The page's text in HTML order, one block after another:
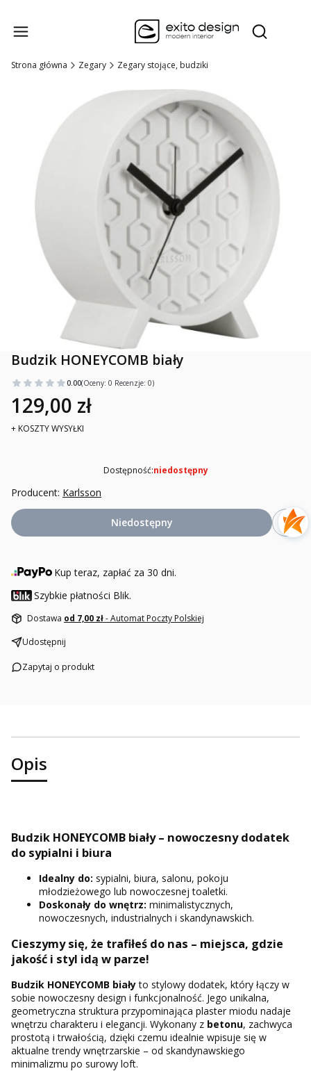
Otwórz
Strona główna Zegary Zegary stojące, budziki
Budzik HONEYCOMB biały
0.00(Oceny: 0 Recenzje: 0)
129,00 zł
+ KOSZTY WYSYŁKI
Dostępność:niedostępny
Producent: Karlsson
Niedostępny
Kup teraz, zapłać za 30 dni.
Szybkie płatności Blik.
Dostawa od 7,00 zł- Automat Poczty Polskiej
Udostępnij
Zapytaj o produkt
Opis
Budzik HONEYCOMB biały – nowoczesny dodatek
do sypialni i biura
Idealny do: sypialni, biura, salonu, pokoju
młodzieżowego lub nowoczesnej toaletki.
Doskonały do wnętrz: minimalistycznych,
nowoczesnych, industrialnych i skandynawskich.
Cieszymy się, że trafiłeś do nas – miejsca, gdzie
jakość i styl idą w parze!
Budzik HONEYCOMB białyto stylowy dodatek, który łączy w
sobie nowoczesny design i funkcjonalność. Jego unikalna,
geometryczna struktura przypominająca plaster miodu nadaje
wnętrzu charakteru i elegancji. Wykonany z betonu, zachwyca
prostotą i trwałością, dzięki czemu idealnie wpisuje się w
aktualne trendy wnętrzarskie – od skandynawskiego
minimalizmu po surowy loft.